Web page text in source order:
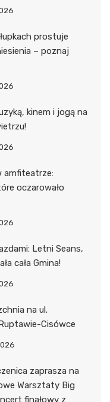
prostuje
– poznaj
kinem i jogą na
amfiteatrze:
oczarowało
Letni Seans,
cała Gmina!
na ul.
Cisówce
zaprasza na
Warsztaty Big
finałowy z